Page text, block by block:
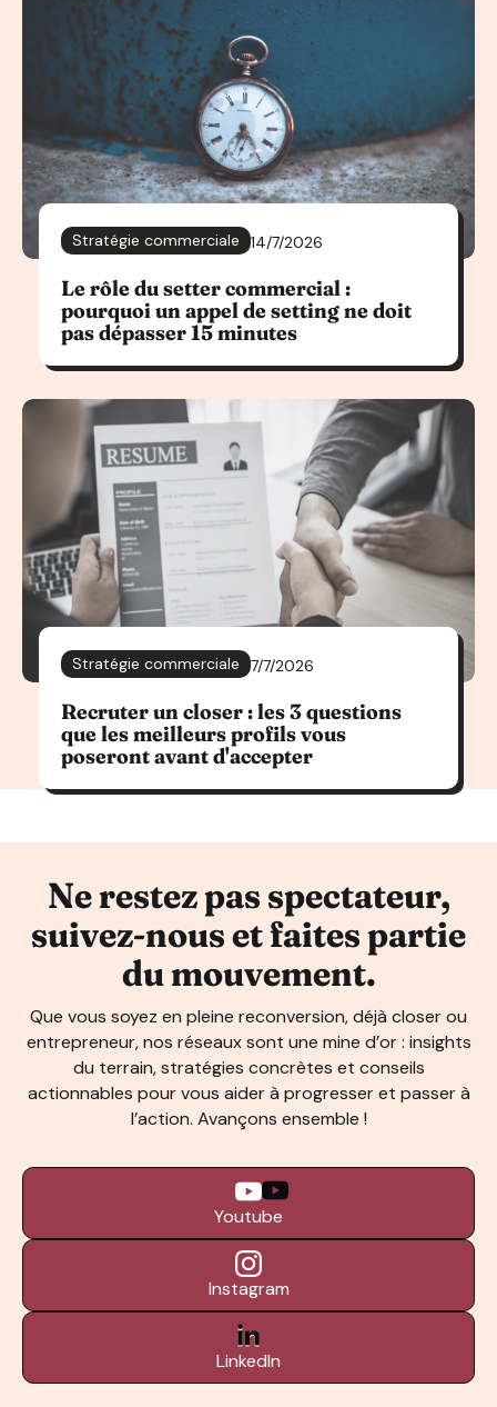
Stratégie commerciale 14/7/2026
Le rôle du setter commercial :
pourquoi un appel de setting ne doit
pas dépasser 15 minutes
Stratégie commerciale 7/7/2026
Recruter un closer : les 3 questions
que les meilleurs profils vous
poseront avant d'accepter
Ne restez pas spectateur,
suivez-nous et faites partie
du mouvement.
Que vous soyez en pleine reconversion, déjà closer ou
entrepreneur, nos réseaux sont une mine d’or : insights
du terrain, stratégies concrètes et conseils
actionnables pour vous aider à progresser et passer à
l’action. Avançons ensemble !
Youtube
Instagram
LinkedIn